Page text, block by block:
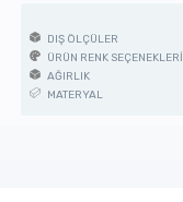
DIŞ ÖLÇÜLER
ÜRÜN RENK SEÇENEKLERİ
AĞIRLIK
MATERYAL